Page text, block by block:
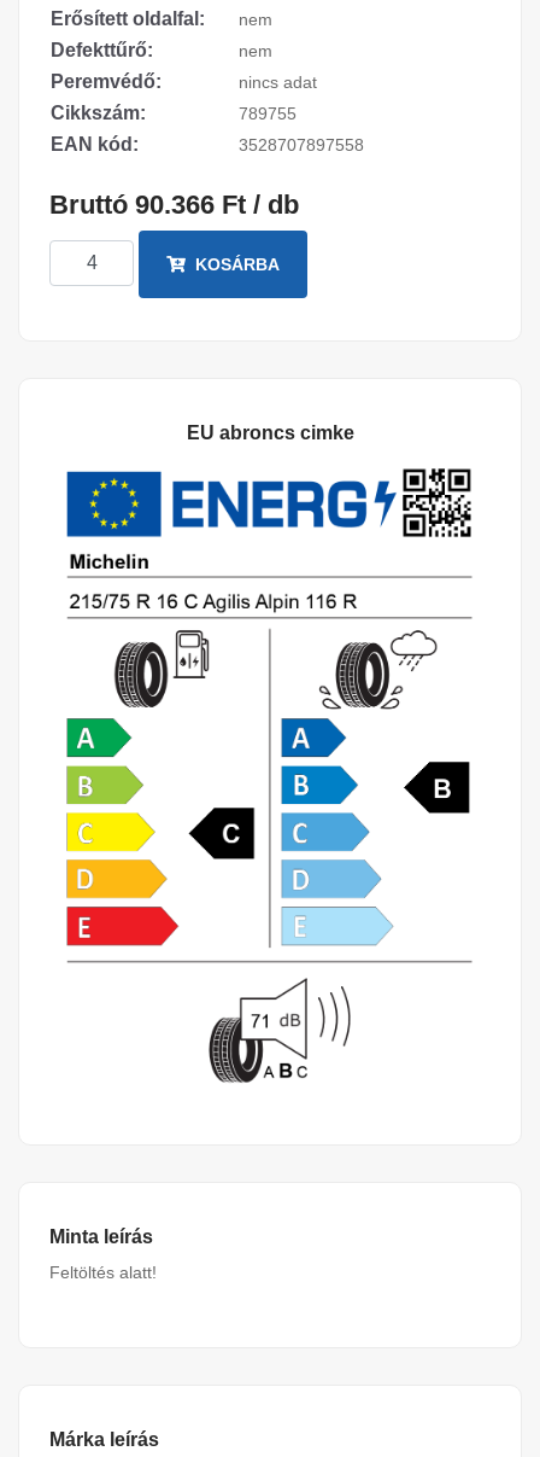
Erősített oldalfal: nem
Defekttűrő: nem
Peremvédő: nincs adat
Cikkszám: 789755
EAN kód: 3528707897558
Bruttó 90.366 Ft / db
KOSÁRBA
EU abroncs cimke
Minta leírás
Feltöltés alatt!
Márka leírás